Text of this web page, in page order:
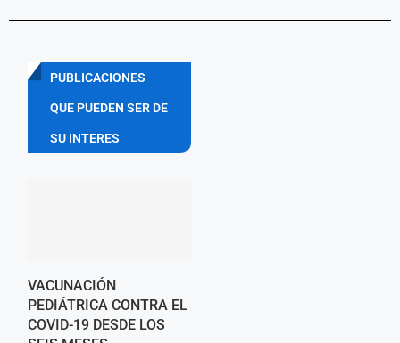
PUBLICACIONES
QUE PUEDEN SER DE
SU INTERES
VACUNACIÓN
PEDIÁTRICA CONTRA EL
COVID-19 DESDE LOS